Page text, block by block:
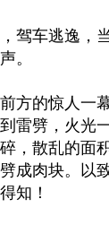
驾车逃逸，
。
方的惊人一
雷劈，火光
，散乱的面
成肉块。以
知！